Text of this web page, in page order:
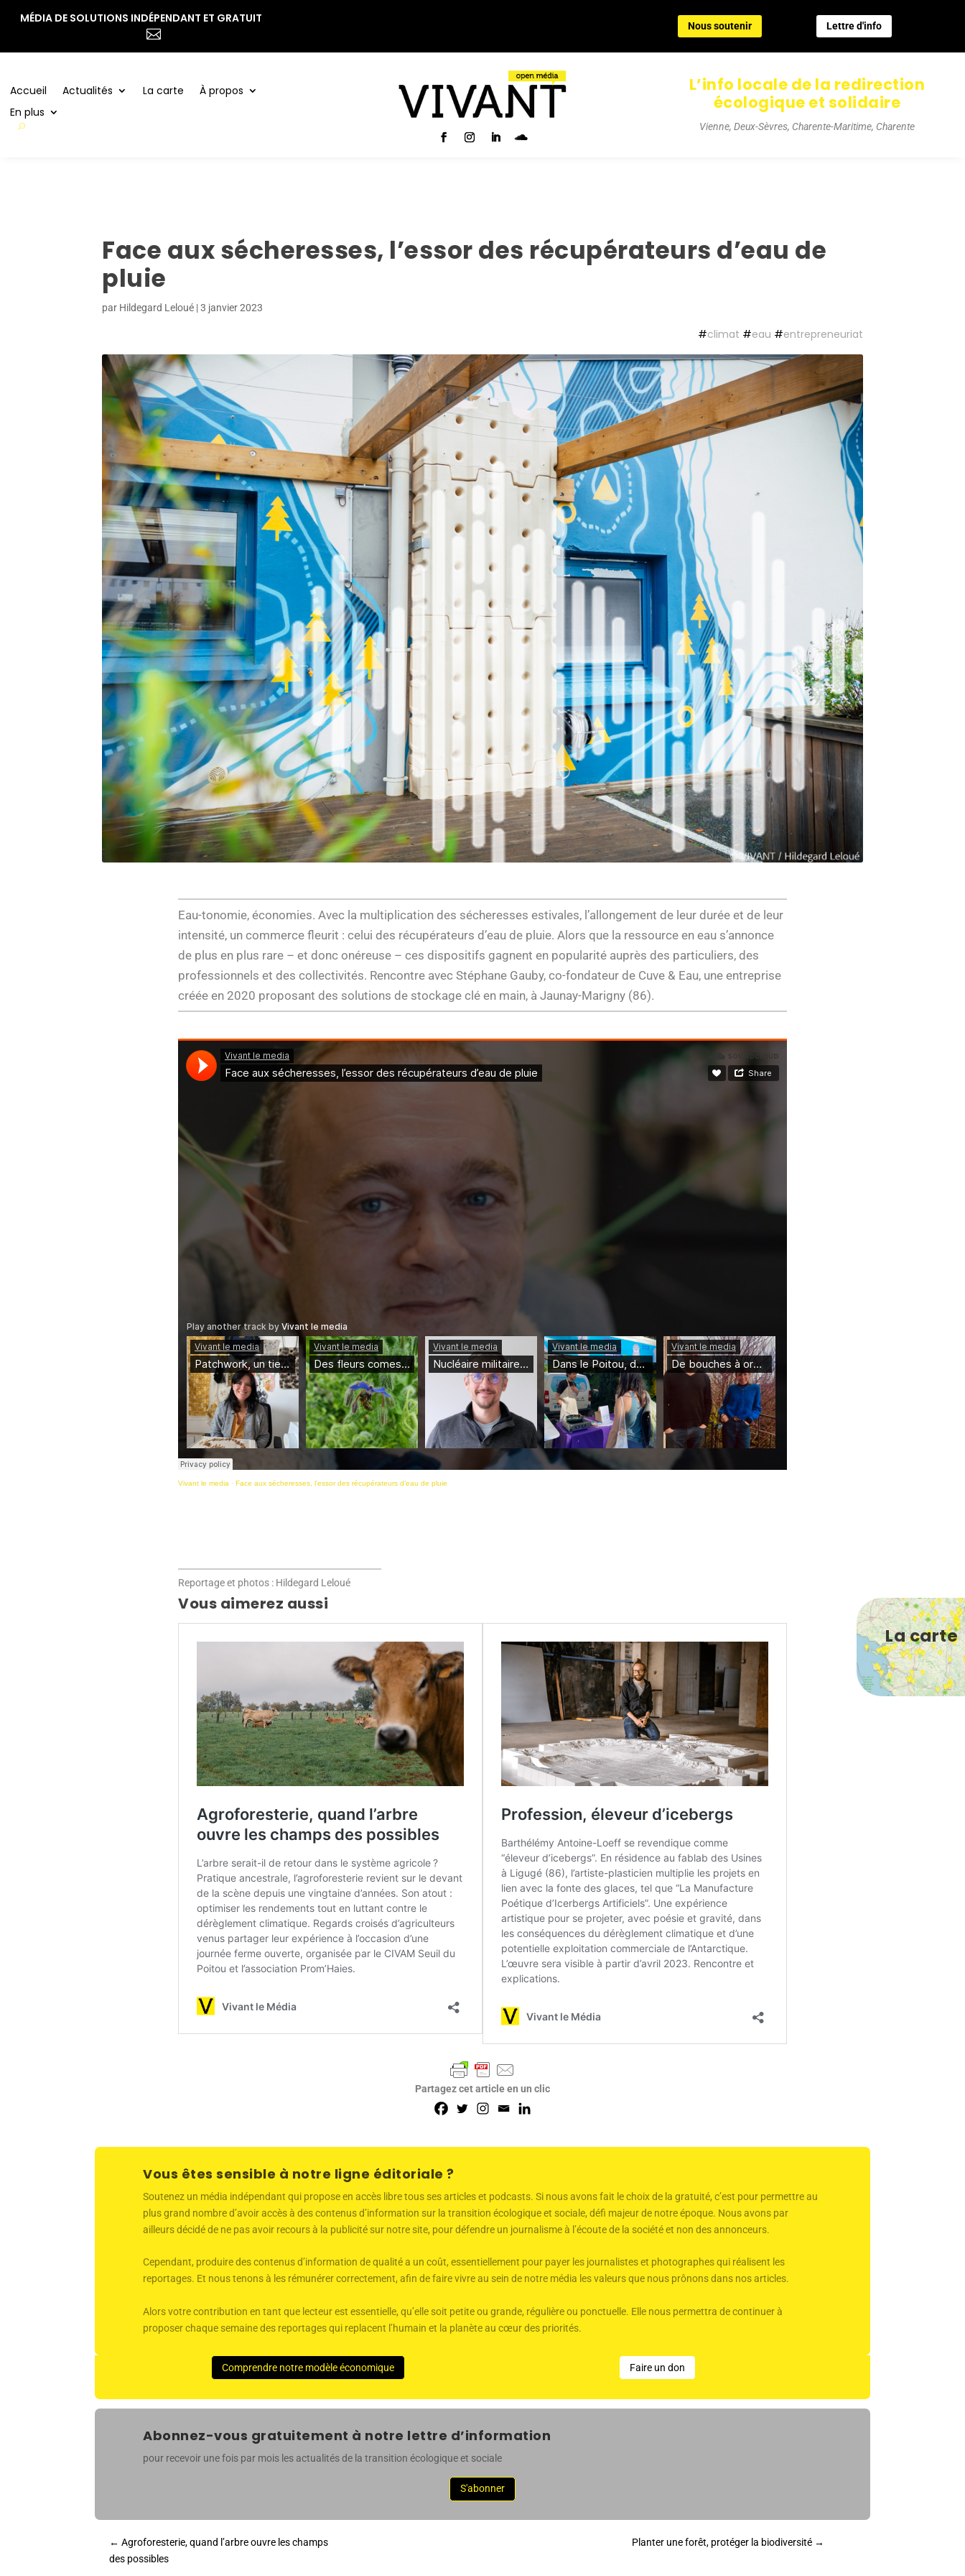
MÉDIA DE SOLUTIONS INDÉPENDANT ET GRATUIT

Nous soutenir Lettre d'info
Accueil Actualités La carte
À propos
En plus
La carte
L’info locale de la redirection
écologique et solidaire
Vienne, Deux-Sèvres, Charente-Maritime, Charente
Accueil Actualités La carte
À propos
Nous soutenir Lettre d'info
Face aux sécheresses, l’essor des récupérateurs d’eau de
pluie
par Hildegard Leloué |3 janvier 2023
#climat #eau #entrepreneuriat
Eau-tonomie, économies. Avec la multiplication des sécheresses estivales, l’allongement de leur durée et de leur
intensité, un commerce fleurit : celui des récupérateurs d’eau de pluie. Alors que la ressource en eau s’annonce
de plus en plus rare – et donc onéreuse – ces dispositifs gagnent en popularité auprès des particuliers, des
professionnels et des collectivités. Rencontre avec Stéphane Gauby, co-fondateur de Cuve & Eau, une entreprise
créée en 2020 proposant des solutions de stockage clé en main, à Jaunay-Marigny (86).
Vivant le media · Face aux sécheresses, l’essor des récupérateurs d’eau de pluie
Reportage et photos : Hildegard Leloué
Vous aimerez aussi
Partagez cet article en un clic
Vous êtes sensible à notre ligne éditoriale ?
Soutenez un média indépendant qui propose en accès libre tous ses articles et podcasts. Si nous avons fait le choix de la gratuité, c’est pour permettre au
plus grand nombre d’avoir accès à des contenus d’information sur la transition écologique et sociale, défi majeur de notre époque. Nous avons par
ailleurs décidé de ne pas avoir recours à la publicité sur notre site, pour défendre un journalisme à l’écoute de la société et non des annonceurs.
Cependant, produire des contenus d’information de qualité a un coût, essentiellement pour payer les journalistes et photographes qui réalisent les
reportages. Et nous tenons à les rémunérer correctement, afin de faire vivre au sein de notre média les valeurs que nous prônons dans nos articles.
Alors votre contribution en tant que lecteur est essentielle, qu’elle soit petite ou grande, régulière ou ponctuelle. Elle nous permettra de continuer à
proposer chaque semaine des reportages qui replacent l’humain et la planète au cœur des priorités.
Comprendre notre modèle économique Faire un don
Abonnez-vous gratuitement à notre lettre d’information
pour recevoir une fois par mois les actualités de la transition écologique et sociale
S'abonner
← Agroforesterie, quand l’arbre ouvre les champs
des possibles
Planter une forêt, protéger la biodiversité→